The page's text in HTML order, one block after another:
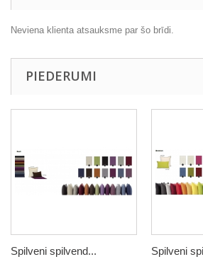
Neviena klienta atsauksme par šo brīdi.
PIEDERUMI
Spilveni spilvend... Spilveni